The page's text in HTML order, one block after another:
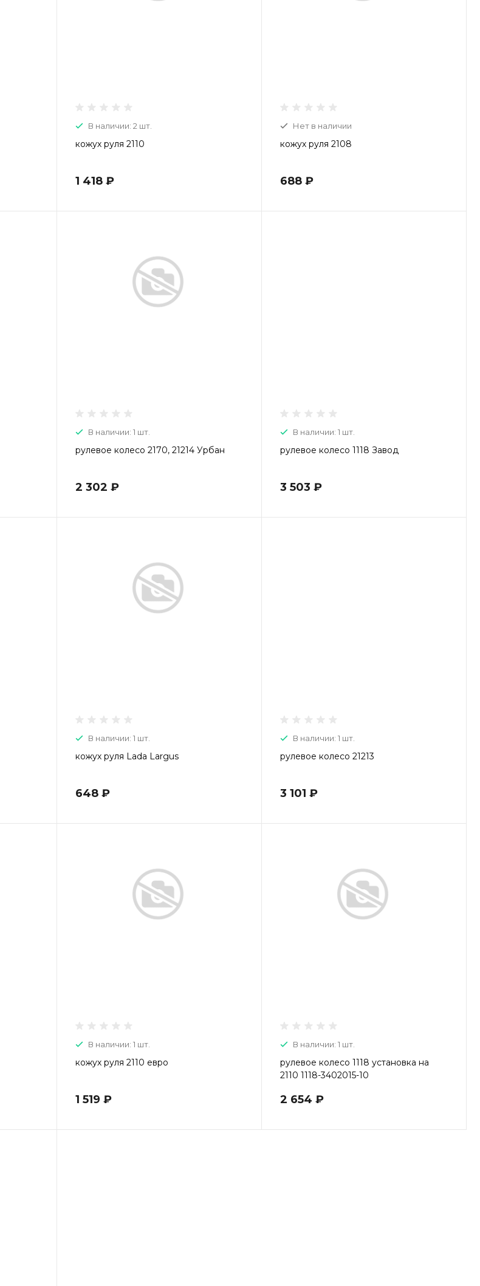
В наличии: 2 шт.
кожух руля 2110
1 418 ₽
Нет в наличии
кожух руля 2108
688 ₽
В наличии: 1 шт.
рулевое колесо 2170, 21214 Урбан
2 302 ₽
В наличии: 1 шт.
рулевое колесо 1118 Завод
3 503 ₽
В наличии: 1 шт.
кожух руля Lada Largus
648 ₽
В наличии: 1 шт.
рулевое колесо 21213
3 101 ₽
В наличии: 1 шт.
кожух руля 2110 евро
1 519 ₽
В наличии: 1 шт.
рулевое колесо 1118 установка на
2110 1118-3402015-10
2 654 ₽